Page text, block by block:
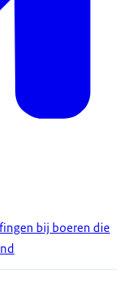
bij boeren die